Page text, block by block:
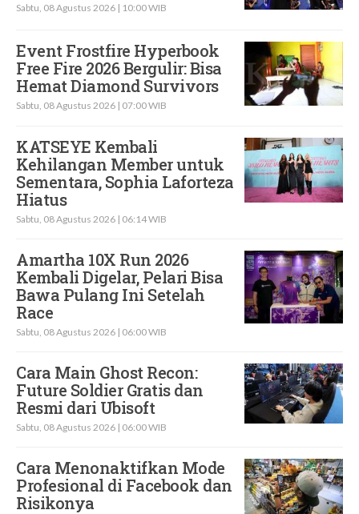
Sabtu, 08 Agustus 2026 | 10:00 WIB
Event Frostfire Hyperbook
Free Fire 2026 Bergulir: Bisa
Hemat Diamond Survivors
Sabtu, 08 Agustus 2026 | 07:00 WIB
KATSEYE Kembali
Kehilangan Member untuk
Sementara, Sophia Laforteza
Hiatus
Sabtu, 08 Agustus 2026 | 06:14 WIB
Amartha 10X Run 2026
Kembali Digelar, Pelari Bisa
Bawa Pulang Ini Setelah
Race
Sabtu, 08 Agustus 2026 | 06:00 WIB
Cara Main Ghost Recon:
Future Soldier Gratis dan
Resmi dari Ubisoft
Sabtu, 08 Agustus 2026 | 06:00 WIB
Cara Menonaktifkan Mode
Profesional di Facebook dan
Risikonya